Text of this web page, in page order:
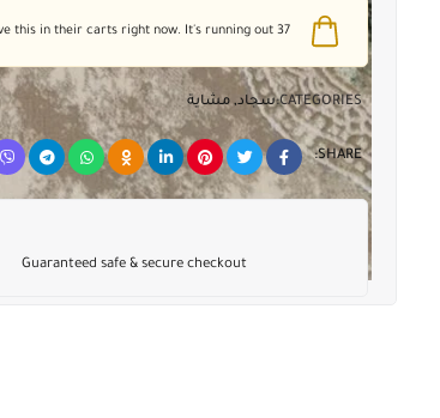
37
CATEGORIES: سجاد,مشاية
SHARE:
Guaranteed safe & secure checkout